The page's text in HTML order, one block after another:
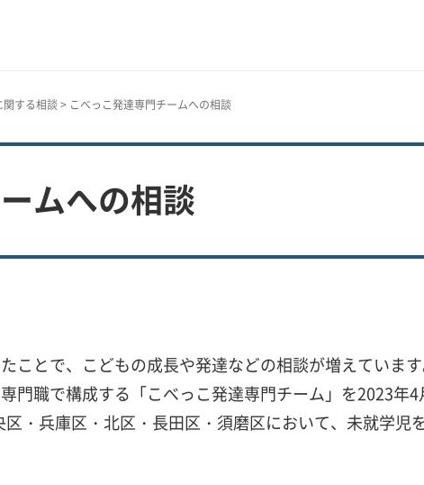
する相談 > こべっこ発達専門チームへの相談
ムへの相談
ことで、こどもの成長や発達などの相談が増えています
門職で構成する「こべっこ発達専門チーム」を2023年
・兵庫区・北区・長田区・須磨区において、未就学児